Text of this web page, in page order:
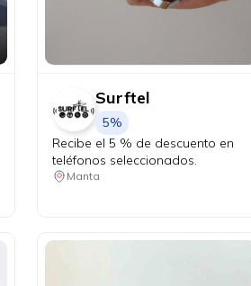
Surftel
5%
Recibe el 5 % de descuento en
teléfonos seleccionados.
Manta